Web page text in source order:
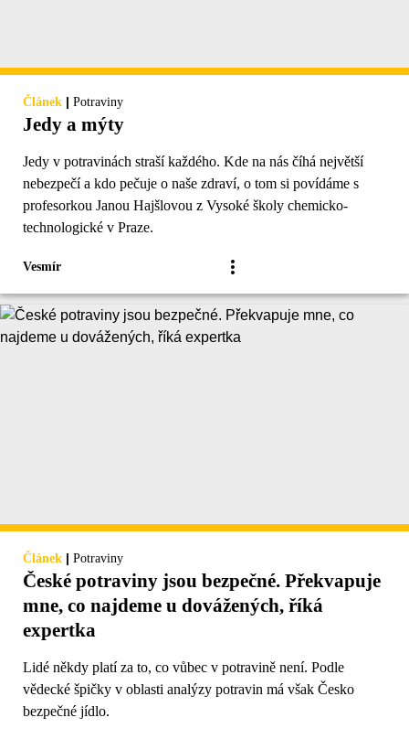
Článek | Potraviny
Jedy a mýty
Jedy v potravinách straší každého. Kde na nás číhá největší
nebezpečí a kdo pečuje o naše zdraví, o tom si povídáme s
profesorkou Janou Hajšlovou z Vysoké školy chemicko-
technologické v Praze.
Vesmír
Článek | Potraviny
České potraviny jsou bezpečné. Překvapuje
mne, co najdeme u dovážených, říká
expertka
Lidé někdy platí za to, co vůbec v potravině není. Podle
vědecké špičky v oblasti analýzy potravin má však Česko
bezpečné jídlo.